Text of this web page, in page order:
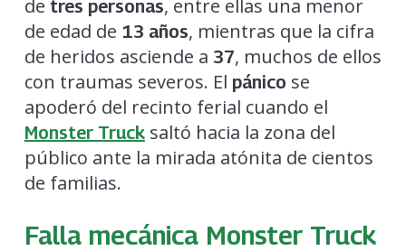
de tres personas, entre ellas una menor
de edad de 13 años, mientras que la cifra
de heridos asciende a 37, muchos de ellos
con traumas severos. El pánico se
apoderó del recinto ferial cuando el
Monster Trucksaltó hacia la zona del
público ante la mirada atónita de cientos
de familias.
Falla mecánica Monster Truck